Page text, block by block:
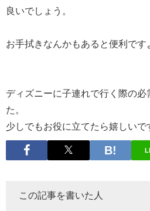
良いでしょう。
お手拭きなんかもあると便利です
ディズニーに子連れで行く際の必
た。
少しでもお役に立てたら嬉しい
この記事を書いた人